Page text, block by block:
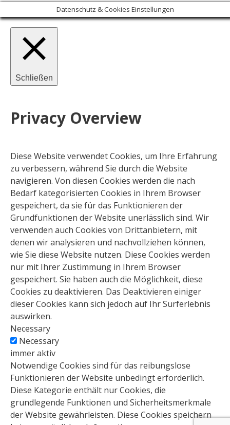
Datenschutz & Cookies Einstellungen
Schließen
Privacy Overview
Diese Website verwendet Cookies, um Ihre Erfahrung
zu verbessern, während Sie durch die Website
navigieren. Von diesen Cookies werden die nach
Bedarf kategorisierten Cookies in Ihrem Browser
gespeichert, da sie für das Funktionieren der
Grundfunktionen der Website unerlässlich sind. Wir
verwenden auch Cookies von Drittanbietern, mit
denen wir analysieren und nachvollziehen können,
wie Sie diese Website nutzen. Diese Cookies werden
nur mit Ihrer Zustimmung in Ihrem Browser
gespeichert. Sie haben auch die Möglichkeit, diese
Cookies zu deaktivieren. Das Deaktivieren einiger
dieser Cookies kann sich jedoch auf Ihr Surferlebnis
auswirken.
Necessary
Necessary
immer aktiv
Notwendige Cookies sind für das reibungslose
Funktionieren der Website unbedingt erforderlich.
Diese Kategorie enthält nur Cookies, die
grundlegende Funktionen und Sicherheitsmerkmale
der Website gewährleisten. Diese Cookies speichern